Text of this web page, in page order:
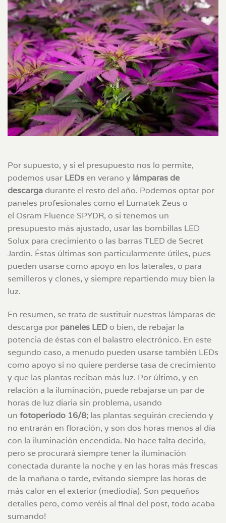
Por supuesto, y si el presupuesto nos lo permite,
podemos usar LEDs en verano y lámparas de
descargadurante el resto del año. Podemos optar por
paneles profesionales como el Lumatek Zeus o
el Osram Fluence SPYDR, o si tenemos un
presupuesto más ajustado, usar las bombillas LED
Solux para crecimiento o las barras TLED de Secret
Jardin. Éstas últimas son particularmente útiles, pues
pueden usarse como apoyo en los laterales, o para
semilleros y clones, y siempre repartiendo muy bien la
luz.
En resumen, se trata de sustituir nuestras lámparas de
descarga por paneles LEDo bien, de rebajar la
potencia de éstas con el balastro electrónico. En este
segundo caso, a menudo pueden usarse también LEDs
como apoyo si no quiere perderse tasa de crecimiento
y que las plantas reciban más luz. Por último, y en
relación a la iluminación, puede rebajarse un par de
horas de luz diaria sin problema, usando
un fotoperiodo 16/8; las plantas seguirán creciendo y
no entrarán en floración, y son dos horas menos al día
con la iluminación encendida. No hace falta decirlo,
pero se procurará siempre tener la iluminación
conectada durante la noche y en las horas más frescas
de la mañana o tarde, evitando siempre las horas de
más calor en el exterior (mediodía). Son pequeños
detalles pero, como veréis al final del post, todo acaba
sumando!